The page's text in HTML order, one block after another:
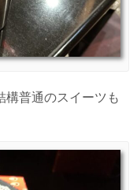
構普通のスイーツも